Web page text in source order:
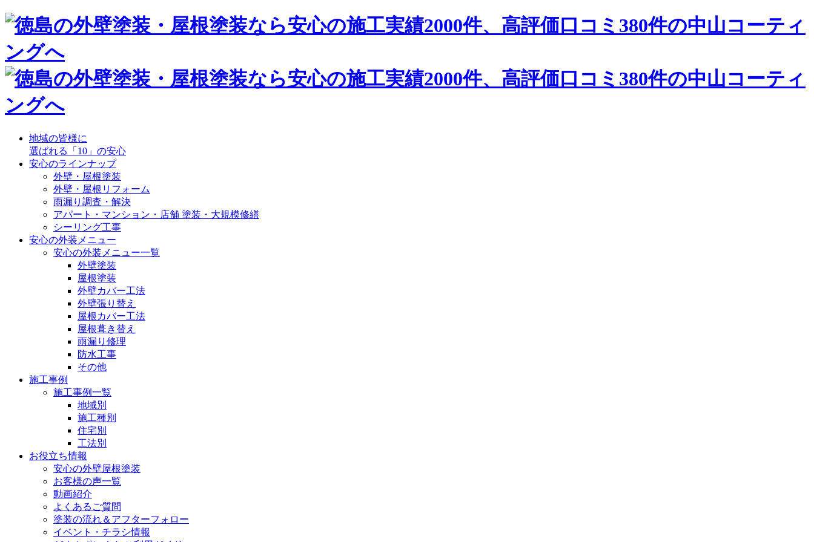
地域の皆様に
選ばれる「10」の安心
安心のラインナップ
外壁・屋根塗装
外壁・屋根リフォーム
雨漏り調査・解決
アパート・マンション・店舗 塗装・大規模修繕
シーリング工事
安心の外装メニュー
安心の外装メニュー一覧
外壁塗装
屋根塗装
外壁カバー工法
外壁張り替え
屋根カバー工法
屋根葺き替え
雨漏り修理
防水工事
その他
施工事例
施工事例一覧
地域別
施工種別
住宅別
工法別
お役立ち情報
安心の外壁屋根塗装
お客様の声一覧
動画紹介
よくあるご質問
塗装の流れ＆アフターフォロー
イベント・チラシ情報